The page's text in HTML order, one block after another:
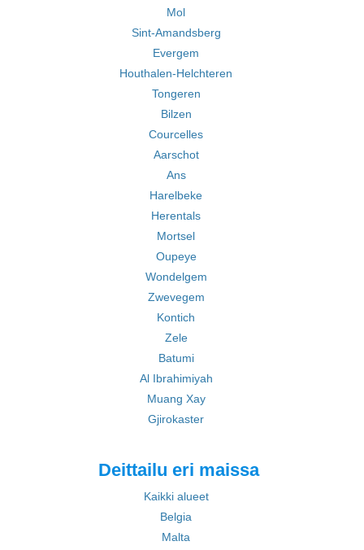
Mol
Sint-Amandsberg
Evergem
Houthalen-Helchteren
Tongeren
Bilzen
Courcelles
Aarschot
Ans
Harelbeke
Herentals
Mortsel
Oupeye
Wondelgem
Zwevegem
Kontich
Zele
Batumi
Al Ibrahimiyah
Muang Xay
Gjirokaster
Deittailu eri maissa
Kaikki alueet
Belgia
Malta